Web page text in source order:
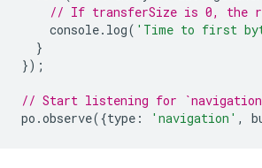
// If transferSize is 0, the
console. log( 'Time to first
}
});
// Start listening for
po .observe({type : 'navigation' ,